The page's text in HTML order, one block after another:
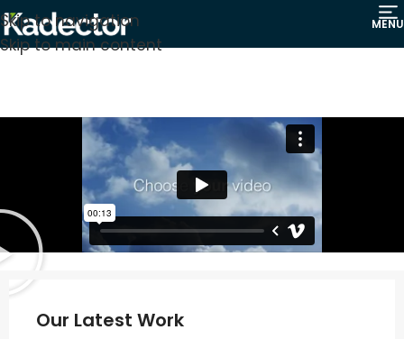
Skip to navigation
Skip to main content
MENU
Our Latest Work